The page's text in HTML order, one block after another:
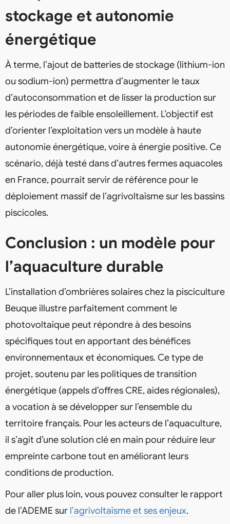
stockage et autonomie
énergétique
À terme, l’ajout de batteries de stockage (lithium-ion
ou sodium-ion) permettra d’augmenter le taux
d’autoconsommation et de lisser la production sur
les périodes de faible ensoleillement. L’objectif est
d’orienter l’exploitation vers un modèle à haute
autonomie énergétique, voire à énergie positive. Ce
scénario, déjà testé dans d’autres fermes aquacoles
en France, pourrait servir de référence pour le
déploiement massif de l’agrivoltaïsme sur les bassins
piscicoles.
Conclusion : un modèle pour
l’aquaculture durable
L’installation d’ombrières solaires chez la pisciculture
Beuque illustre parfaitement comment le
photovoltaïque peut répondre à des besoins
spécifiques tout en apportant des bénéfices
environnementaux et économiques. Ce type de
projet, soutenu par les politiques de transition
énergétique (appels d’offres CRE, aides régionales),
a vocation à se développer sur l’ensemble du
territoire français. Pour les acteurs de l’aquaculture,
il s’agit d’une solution clé en main pour réduire leur
empreinte carbone tout en améliorant leurs
conditions de production.
Pour aller plus loin, vous pouvez consulter le rapport
de l’ADEME sur l’agrivoltaïsme et ses enjeux.